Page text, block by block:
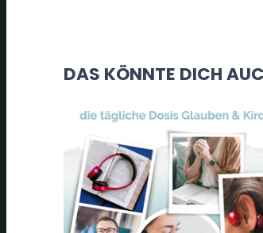
DAS KÖNNTE DICH